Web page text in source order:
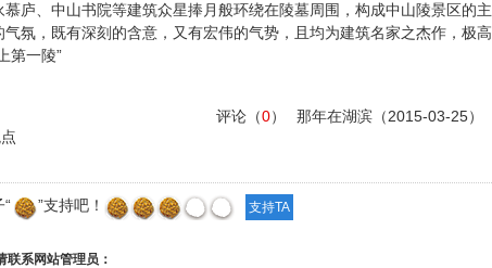
庐、中山书院等建筑众星捧月般环绕在陵墓周围，构成中山陵景区的主
氛，既有深刻的含意，又有宏伟的气势，且均为建筑名家之杰作，极高
第一陵”
那年在湖滨 （2015-03-25）
评论（0）
”支持吧！
联系网站管理员：